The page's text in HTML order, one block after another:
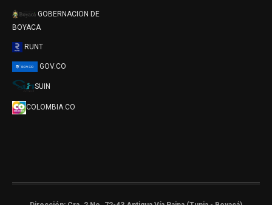
GOBERNACION DE
BOYACA
RUNT
GOV.CO
SUIN
COLOMBIA.CO